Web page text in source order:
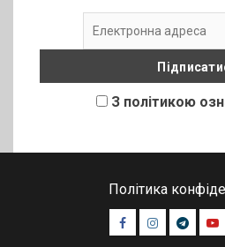
З політикою
Політика
Facebook
Instagram